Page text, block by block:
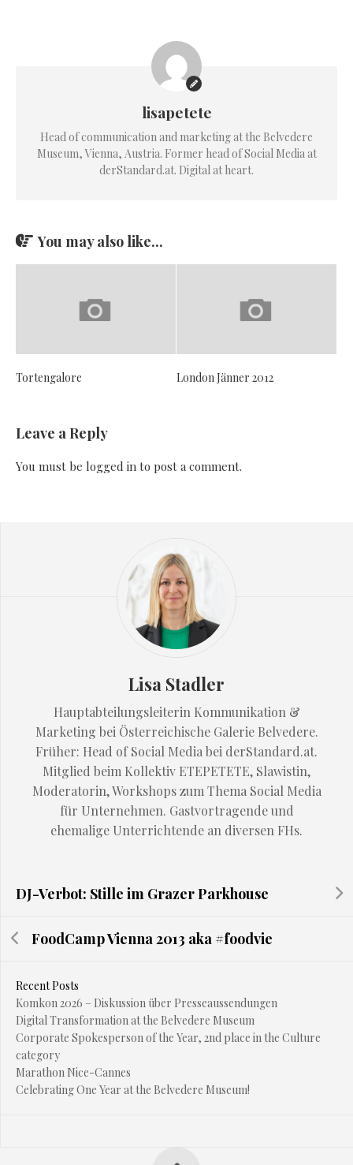
lisapetete
Head of communication and marketing at the Belvedere
Museum, Vienna, Austria. Former head of Social Media at
derStandard.at. Digital at heart.
You may also like...
Tortengalore London Jänner 2012
Leave a Reply
You must be logged in to post a comment.
Lisa Stadler
Hauptabteilungsleiterin Kommunikation &
Marketing bei Österreichische Galerie Belvedere.
Früher: Head of Social Media bei derStandard.at.
Mitglied beim Kollektiv ETEPETETE, Slawistin,
Moderatorin, Workshops zum Thema Social Media
für Unternehmen. Gastvortragende und
ehemalige Unterrichtende an diversen FHs.
DJ-Verbot: Stille im Grazer Parkhouse
FoodCamp Vienna 2013 aka #foodvie
Recent Posts
Komkon 2026 – Diskussion über Presseaussendungen
Digital Transformation at the Belvedere Museum
Corporate Spokesperson of the Year, 2nd place in the Culture
category
Marathon Nice-Cannes
Celebrating One Year at the Belvedere Museum!